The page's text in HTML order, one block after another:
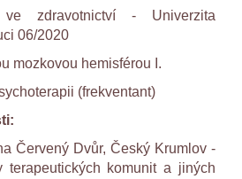
ve zdravotnictví - Univerzita
06/2020
mozkovou hemisférou I.
(frekventant)
Červený Dvůr, Český Krumlov -
terapeutických komunit a jiných